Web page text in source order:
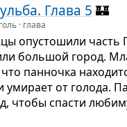
Глава 5 🏰
· глава
опу­сто­шили часть
боль­шой город.
пан­ночка
от голода.
чтобы спа­сти